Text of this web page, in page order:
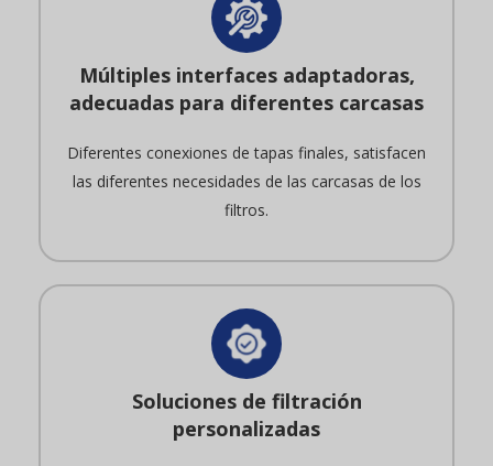
Múltiples interfaces adaptadoras,
adecuadas para diferentes carcasas
Diferentes conexiones de tapas finales, satisfacen
las diferentes necesidades de las carcasas de los
filtros.
Soluciones de filtración
personalizadas